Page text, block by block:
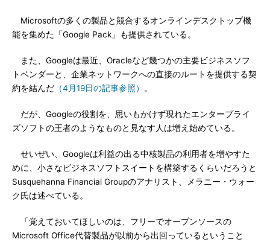
Microsoftの多くの製品と競合するオンラインデスクトップ機
能を集めた「Google Pack」も提供されている。
また、Googleは最近、Oracleなど幾つかの主要ビジネスソフ
トベンダーと、企業ネットワークへの直接のルートを提供する契
約を結んだ （4月19日の記事参照） 。
だが、Googleの役割を、思いもかけず現れたエンタープライ
ズソフトの王者のようなものと見なす人は増え始めている。
せいぜい、Googleは利益の出る中核製品の利用者を増やすた
めに、小さなビジネスソフトスイートを構築するくらいだろうと
Susquehanna Financial Groupのアナリスト、メラニー・ウォー
ク氏は述べている。
「覚えておいてほしいのは、フリーでオープンソースの
Microsoft Office代替製品が以前から出回っているということ